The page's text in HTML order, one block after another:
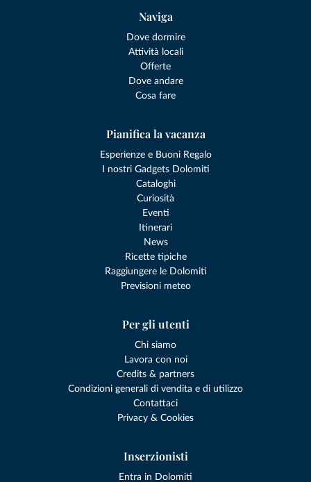
Naviga
Dove dormire
Attività locali
Offerte
Dove andare
Cosa fare
Pianifica la vacanza
Esperienze e Buoni Regalo
I nostri Gadgets Dolomiti
Cataloghi
Curiosità
Eventi
Itinerari
News
Ricette tipiche
Raggiungere le Dolomiti
Previsioni meteo
Per gli utenti
Chi siamo
Lavora con noi
Credits & partners
Condizioni generali di vendita e di utilizzo
Contattaci
Privacy & Cookies
Inserzionisti
Entra in Dolomiti